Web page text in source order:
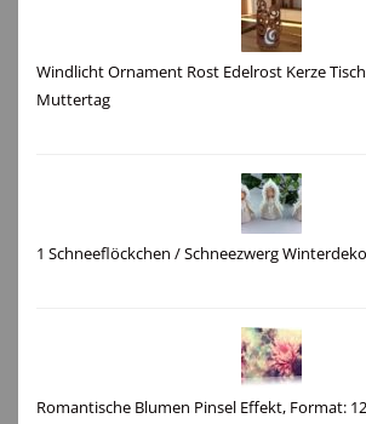
Windlicht Ornament Rost Edelrost Kerze
Muttertag
1 Schneeflöckchen / Schneezwerg Winterdeko
Romantische Blumen Pinsel Effekt, Format: